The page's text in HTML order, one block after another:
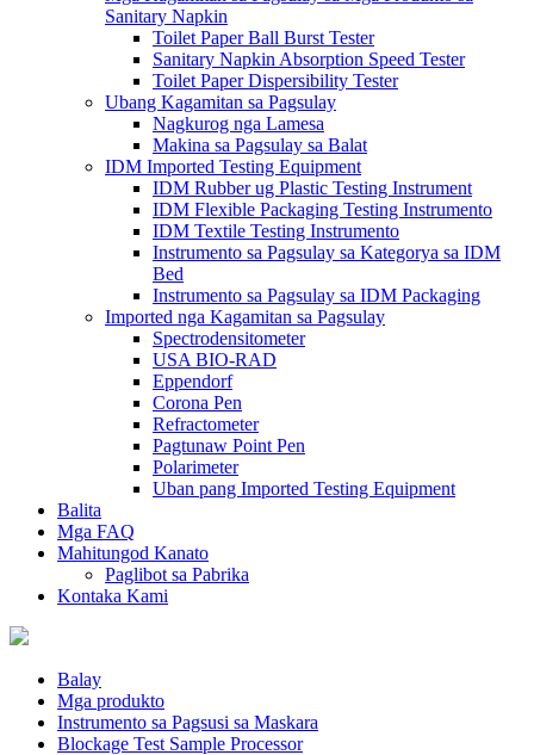
Sanitary Napkin
Toilet Paper Ball Burst Tester
Sanitary Napkin Absorption Speed ​​Tester
Toilet Paper Dispersibility Tester
Ubang Kagamitan sa Pagsulay
Nagkurog nga Lamesa
Makina sa Pagsulay sa Balat
IDM Imported Testing Equipment
IDM Rubber ug Plastic Testing Instrument
IDM Flexible Packaging Testing Instrumento
IDM Textile Testing Instrumento
Instrumento sa Pagsulay sa Kategorya sa IDM
Bed
Instrumento sa Pagsulay sa IDM Packaging
Imported nga Kagamitan sa Pagsulay
Spectrodensitometer
USA BIO-RAD
Eppendorf
Corona Pen
Refractometer
Pagtunaw Point Pen
Polarimeter
Uban pang Imported Testing Equipment
Balita
Mga FAQ
Mahitungod Kanato
Paglibot sa Pabrika
Kontaka Kami
Balay
Mga produkto
Instrumento sa Pagsusi sa Maskara
Blockage Test Sample Processor